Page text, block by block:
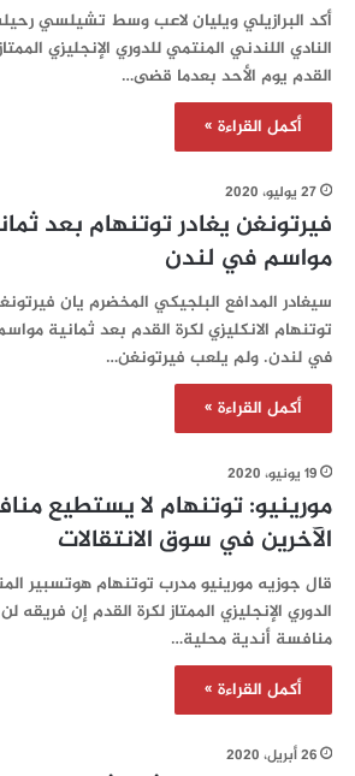
أكد البرازيلي ويليان لاعب وسط تشيلسي
النادي اللندني المنتمي للدوري الإنجليزي
القدم يوم الأحد بعدما قضى…
أكمل القراءة »
27 يوليو، 2020
فيرتونغن يغادر توتنهام بعد
مواسم في لندن
سيغادر المدافع البلجيكي المخضرم يان
توتنهام الانكليزي لكرة القدم بعد ثمانية
في لندن. ولم يلعب فيرتونغن…
أكمل القراءة »
19 يونيو، 2020
مورينيو: توتنهام لا يستطيع
الآخرين في سوق الانتقالات
قال جوزيه مورينيو مدرب توتنهام هوتسبير
الدوري الإنجليزي الممتاز لكرة القدم إن فريقه
منافسة أندية محلية…
أكمل القراءة »
26 أبريل، 2020